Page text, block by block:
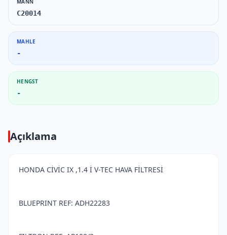
MANN
C20014
MAHLE
-
HENGST
-
Açıklama
HONDA CİVİC IX ,1.4 İ V-TEC HAVA FİLTRESİ
BLUEPRINT REF: ADH22283